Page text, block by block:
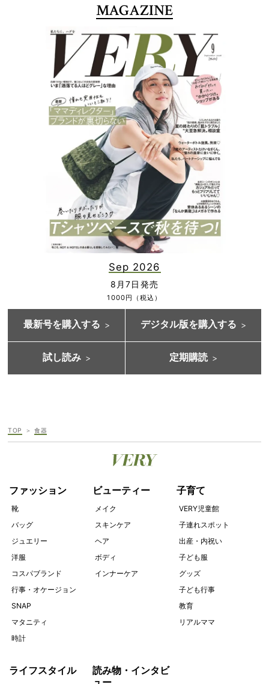
MAGAZINE
Sep 2026
8月7日発売
1000円（税込）
最新号を購入する デジタル版を購入する
試し読み 定期購読
TOP 食器
ファッション
靴
バッグ
ジュエリー
洋服
コスパブランド
行事・オケージョン
SNAP
マタニティ
時計
ビューティー
メイク
スキンケア
ヘア
ボディ
インナーケア
子育て
VERY児童館
子連れスポット
出産・内祝い
子ども服
グッズ
子ども行事
教育
リアルママ
ライフスタイル
読み物・インタビ